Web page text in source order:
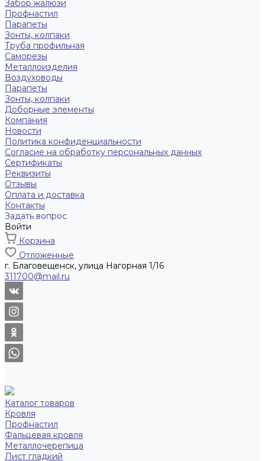
Забор жалюзи
Профнастил
Парапеты
Зонты, колпаки
Труба профильная
Саморезы
Металлоизделия
Воздуховоды
Парапеты
Зонты, колпаки
Доборные элементы
Компания
Новости
Политика конфиденциальности
Согласие на обработку персональных данных
Сертификаты
Реквизиты
Отзывы
Оплата и доставка
Контакты
Задать вопрос
Войти
Корзина
Отложенные
г. Благовещенск, улица Нагорная 1/16
311700@mail.ru
Каталог товаров
Кровля
Профнастил
Фальцевая кровля
Металлочерепица
Лист гладкий